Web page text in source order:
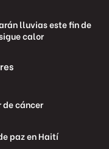
lluvias este fin de
calor
de cáncer
paz en Haití